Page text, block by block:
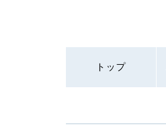
トップ